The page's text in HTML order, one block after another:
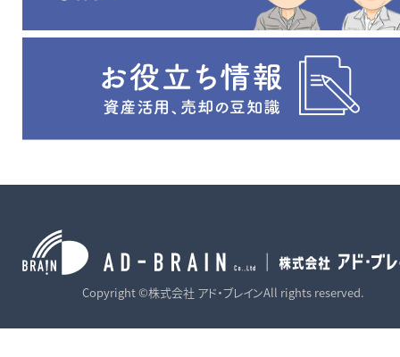
Copyright ©株式会社 アド・ブレインAll rights reserved.